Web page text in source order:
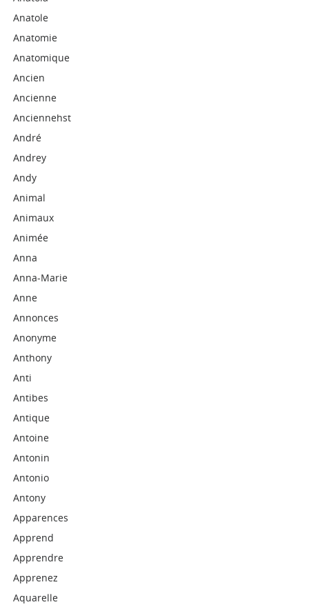
Anatole
Anatomie
Anatomique
Ancien
Ancienne
Anciennehst
André
Andrey
Andy
Animal
Animaux
Animée
Anna
Anna-Marie
Anne
Annonces
Anonyme
Anthony
Anti
Antibes
Antique
Antoine
Antonin
Antonio
Antony
Apparences
Apprend
Apprendre
Apprenez
Aquarelle